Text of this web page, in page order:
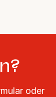
oder